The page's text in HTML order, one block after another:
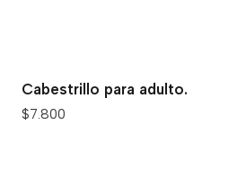
Cabestrillo para adulto.
$7.800